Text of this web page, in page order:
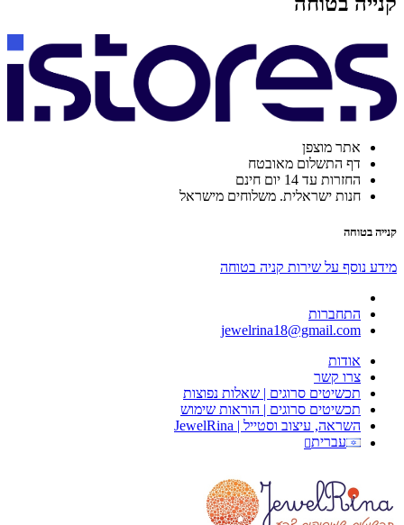
אתר מוצפן
דף התשלום מאובטח
החזרות עד 14 יום חינם
חנות ישראלית. משלוחים מישראל
קנייה בטוחה
מידע נוסף על שירות קניה בטוחה
התחברות
jewelrina18@gmail.com
אודות
צרו קשר
תכשיטים סרוגים | שאלות נפוצות
תכשיטים סרוגים | הוראות שימוש
השראה, עיצוב וסטייל | JewelRina
עברית